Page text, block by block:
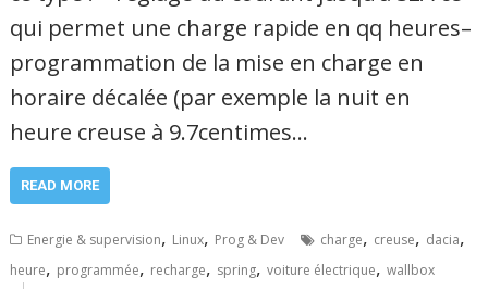
qui permet une charge rapide en qq heures–
programmation de la mise en charge en
horaire décalée (par exemple la nuit en
heure creuse à 9.7centimes…
READ MORE
Energie & supervision, Linux, Prog & Dev charge, creuse, dacia,
heure, programmée, recharge, spring,voiture électrique,wallbox